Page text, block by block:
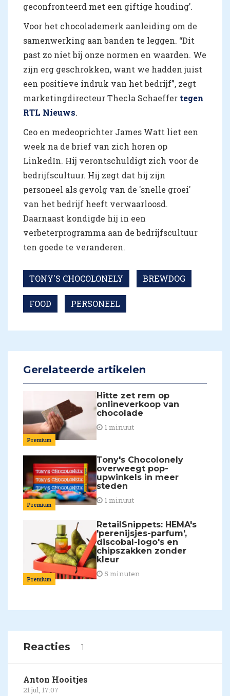
geconfronteerd met een giftige houding’.
Voor het chocolademerk aanleiding om de
samenwerking aan banden te leggen. “Dit
past zo niet bij onze normen en waarden. We
zijn erg geschrokken, want we hadden juist
een positieve indruk van het bedrijf”, zegt
marketingdirecteur Thecla Schaeffer tegen
RTL Nieuws.
Ceo en medeoprichter James Watt liet een
week na de brief van zich horen op
LinkedIn. Hij verontschuldigt zich voor de
bedrijfscultuur. Hij zegt dat hij zijn
personeel als gevolg van de 'snelle groei'
van het bedrijf heeft verwaarloosd.
Daarnaast kondigde hij in een
verbeterprogramma aan de bedrijfscultuur
ten goede te veranderen.
TONY'S CHOCOLONELY BREWDOG
FOOD PERSONEEL
Gerelateerde artikelen
Premium
Hitte zet rem op
onlineverkoop van
chocolade
1 minuut
Premium
Tony's Chocolonely
overweegt pop-
upwinkels in meer
steden
1 minuut
Premium
RetailSnippets: HEMA's
'perenijsjes-parfum',
discobal-logo's en
chipszakken zonder
kleur
5 minuten
Reacties 1
Anton Hooitjes
21 jul, 17:07